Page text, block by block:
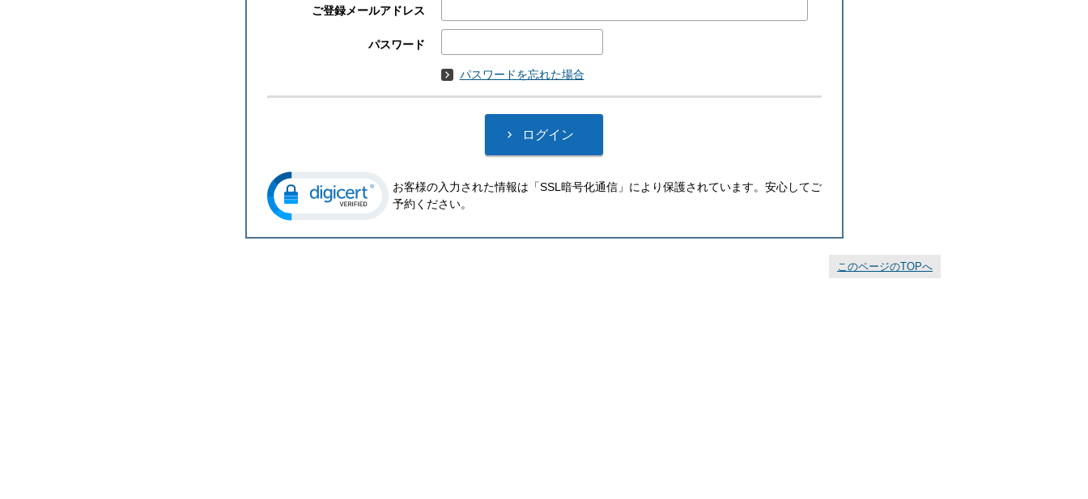
ご登録メールアドレス
パスワード
パスワードを忘れた場合
お客様の入力された情報は「SSL暗号化通信」により保護されています。安心してご
予約ください。
このページのTOPへ